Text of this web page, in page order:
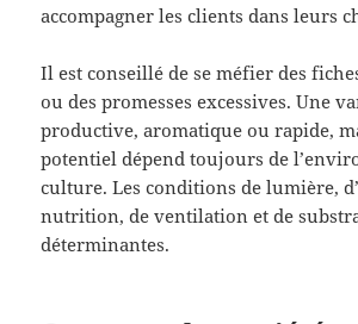
accompagner les clients dans leurs
Il est conseillé de se méfier des
ou des promesses excessives. Une
productive, aromatique ou rapide,
potentiel dépend toujours de
culture. Les conditions de lumière,
nutrition, de ventilation et de
déterminantes.